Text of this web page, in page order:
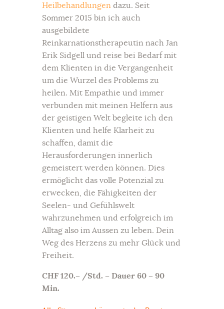
Heilbehandlungen dazu. Seit
Sommer 2015 bin ich auch
ausgebildete
Reinkarnationstherapeutin nach Jan
Erik Sidgell und reise bei Bedarf mit
dem Klienten in die Vergangenheit
um die Wurzel des Problems zu
heilen. Mit Empathie und immer
verbunden mit meinen Helfern aus
der geistigen Welt begleite ich den
Klienten und helfe Klarheit zu
schaffen, damit die
Herausforderungen innerlich
gemeistert werden können. Dies
ermöglicht das volle Potenzial zu
erwecken, die Fähigkeiten der
Seelen- und Gefühlswelt
wahrzunehmen und erfolgreich im
Alltag also im Aussen zu leben. Dein
Weg des Herzens zu mehr Glück und
Freiheit.
CHF 120.– /Std. – Dauer 60 – 90
Min.